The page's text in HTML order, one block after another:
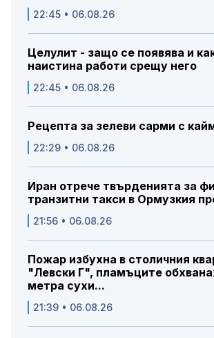
22:45 • 06.08.26
Целулит - защо се появява и
наистина работи срещу него
22:45 • 06.08.26
Рецепта за зелеви сарми с
22:29 • 06.08.26
Иран отрече твърденията за
транзитни такси в Ормузкия
21:56 • 06.08.26
Пожар избухна в столичния
"Левски Г", пламъците
метра сухи...
21:39 • 06.08.26